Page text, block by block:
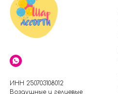
ИНН 250703108012
Воздушные и гелиевые